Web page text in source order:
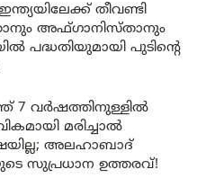
തീവണ്ടി
അഫ്ഗാനിസ്താനും
പദ്ധതിയുമായി പുടിന്റെ
7 വർഷത്തിനുള്ളിൽ
മരിച്ചാൽ
അലഹാബാദ്
സുപ്രധാന ഉത്തരവ്!